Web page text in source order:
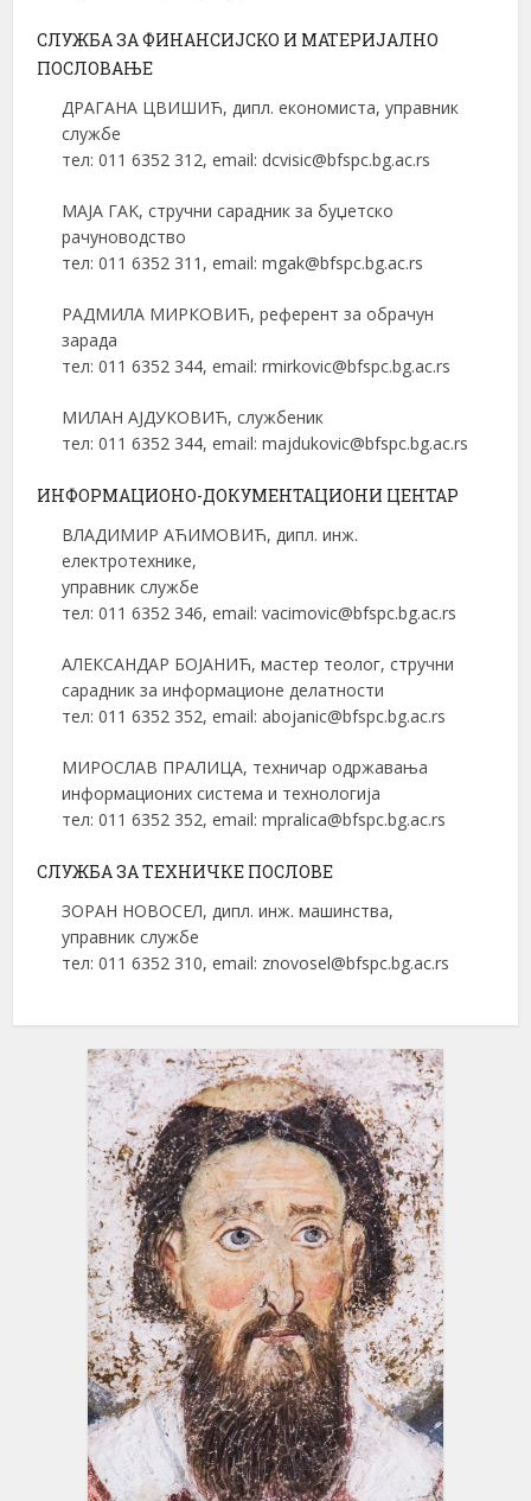
СЛУЖБА ЗА ФИНАНСИЈСКО И МАТЕРИЈАЛНО
ПОСЛОВАЊЕ
ДРАГАНА ЦВИШИЋ, дипл. економиста, управник
службе
тел: 011 6352 312, email: dcvisic@bfspc.bg.ac.rs
МAJA ГAK, стручни сарадник за буџетско
рачуноводство
тел: 011 6352 311, email: mgak@bfspc.bg.ac.rs
РАДМИЛА МИРКОВИЋ, референт за обрачун
зарада
тел: 011 6352 344, email: rmirkovic@bfspc.bg.ac.rs
МИЛАН АЈДУКОВИЋ, службеник
тел: 011 6352 344, email: majdukovic@bfspc.bg.ac.rs
ИНФОРМАЦИОНО-ДОКУМЕНТАЦИОНИ ЦЕНТАР
ВЛАДИМИР АЋИМОВИЋ, дипл. инж.
електротехнике,
управник службе
тел: 011 6352 346, email: vacimovic@bfspc.bg.ac.rs
АЛЕКСАНДАР БОЈАНИЋ, мастер теолог, стручни
сарадник за информационе делатности
тел: 011 6352 352, email: abojanic@bfspc.bg.ac.rs
МИРОСЛАВ ПРАЛИЦА, техничар одржавања
информационих система и технологија
тел: 011 6352 352, email: mpralica@bfspc.bg.ac.rs
СЛУЖБА ЗА ТЕХНИЧКЕ ПОСЛОВЕ
ЗОРАН НОВОСЕЛ, дипл. инж. машинства,
управник службе
тел: 011 6352 310, email: znovosel@bfspc.bg.ac.rs